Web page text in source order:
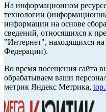
На информационном
технологии
информации на основе
сведений, относящихся к
"Интернет", находящихся
Федерации).
Во время посещения сайта
обрабатываем ваши
метрик Яндекс Метрика,